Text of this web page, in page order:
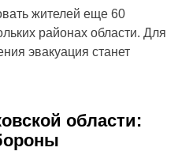
жителей еще 60
районах области. Для
эвакуация станет
области: